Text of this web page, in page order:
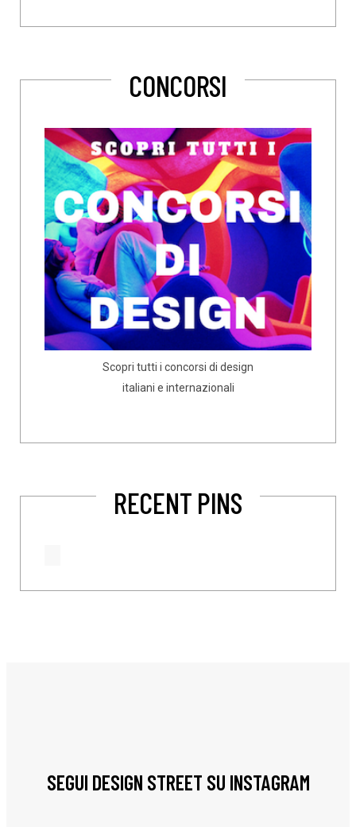
CONCORSI
Scopri tutti i concorsi di design
italiani e internazionali
RECENT PINS
SEGUI DESIGN STREET SU INSTAGRAM